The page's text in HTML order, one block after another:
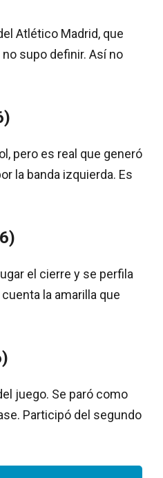
Atlético Madrid, que
supo definir. Así no
pero es real que generó
la banda izquierda. Es
el cierre y se perfila
la amarilla que
juego. Se paró como
Participó del segundo